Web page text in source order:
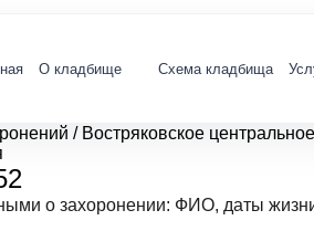
О кладбище Схема кладбища
/ Востряковское
о захоронении: ФИО, даты